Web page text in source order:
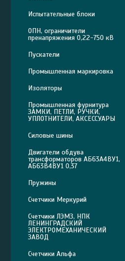
Испытательные блоки
ОПН, ограничители
пренапряжения 0,22-750 кВ
Пускатели
Промышленная маркировка
Изоляторы
Промышленная фурнитура
ЗАМКИ, ПЕТЛИ, РУЧКИ,
УПЛОТНИТЕЛИ, АКСЕССУАРЫ
Силовые шины
Двигатели обдува
трансформаторов АБ63А4ВУ1,
АБ63В4ВУ1 0,37
Пружины
Счетчики Меркурий
Счетчики ЛЭМЗ, НПК
ЛЕНИНГРАДСКИЙ
ЭЛЕКТРОМЕХАНИЧЕСКИЙ
ЗАВОД
Счетчики Альфа